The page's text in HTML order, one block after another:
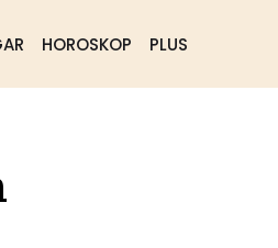
HOROSKOP PLUS